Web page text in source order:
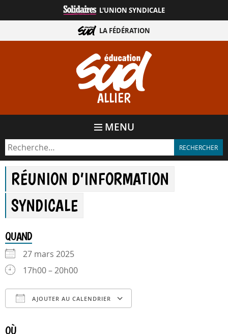
directement
contenu
ALLIER
L'UNION SYNDICALE
LA FÉDÉRATION
MENU
RÉUNION D’INFORMATION
SYNDICALE
QUAND
27 mars 2025
17h00 – 20h00
AJOUTER AU CALENDRIER
OÙ